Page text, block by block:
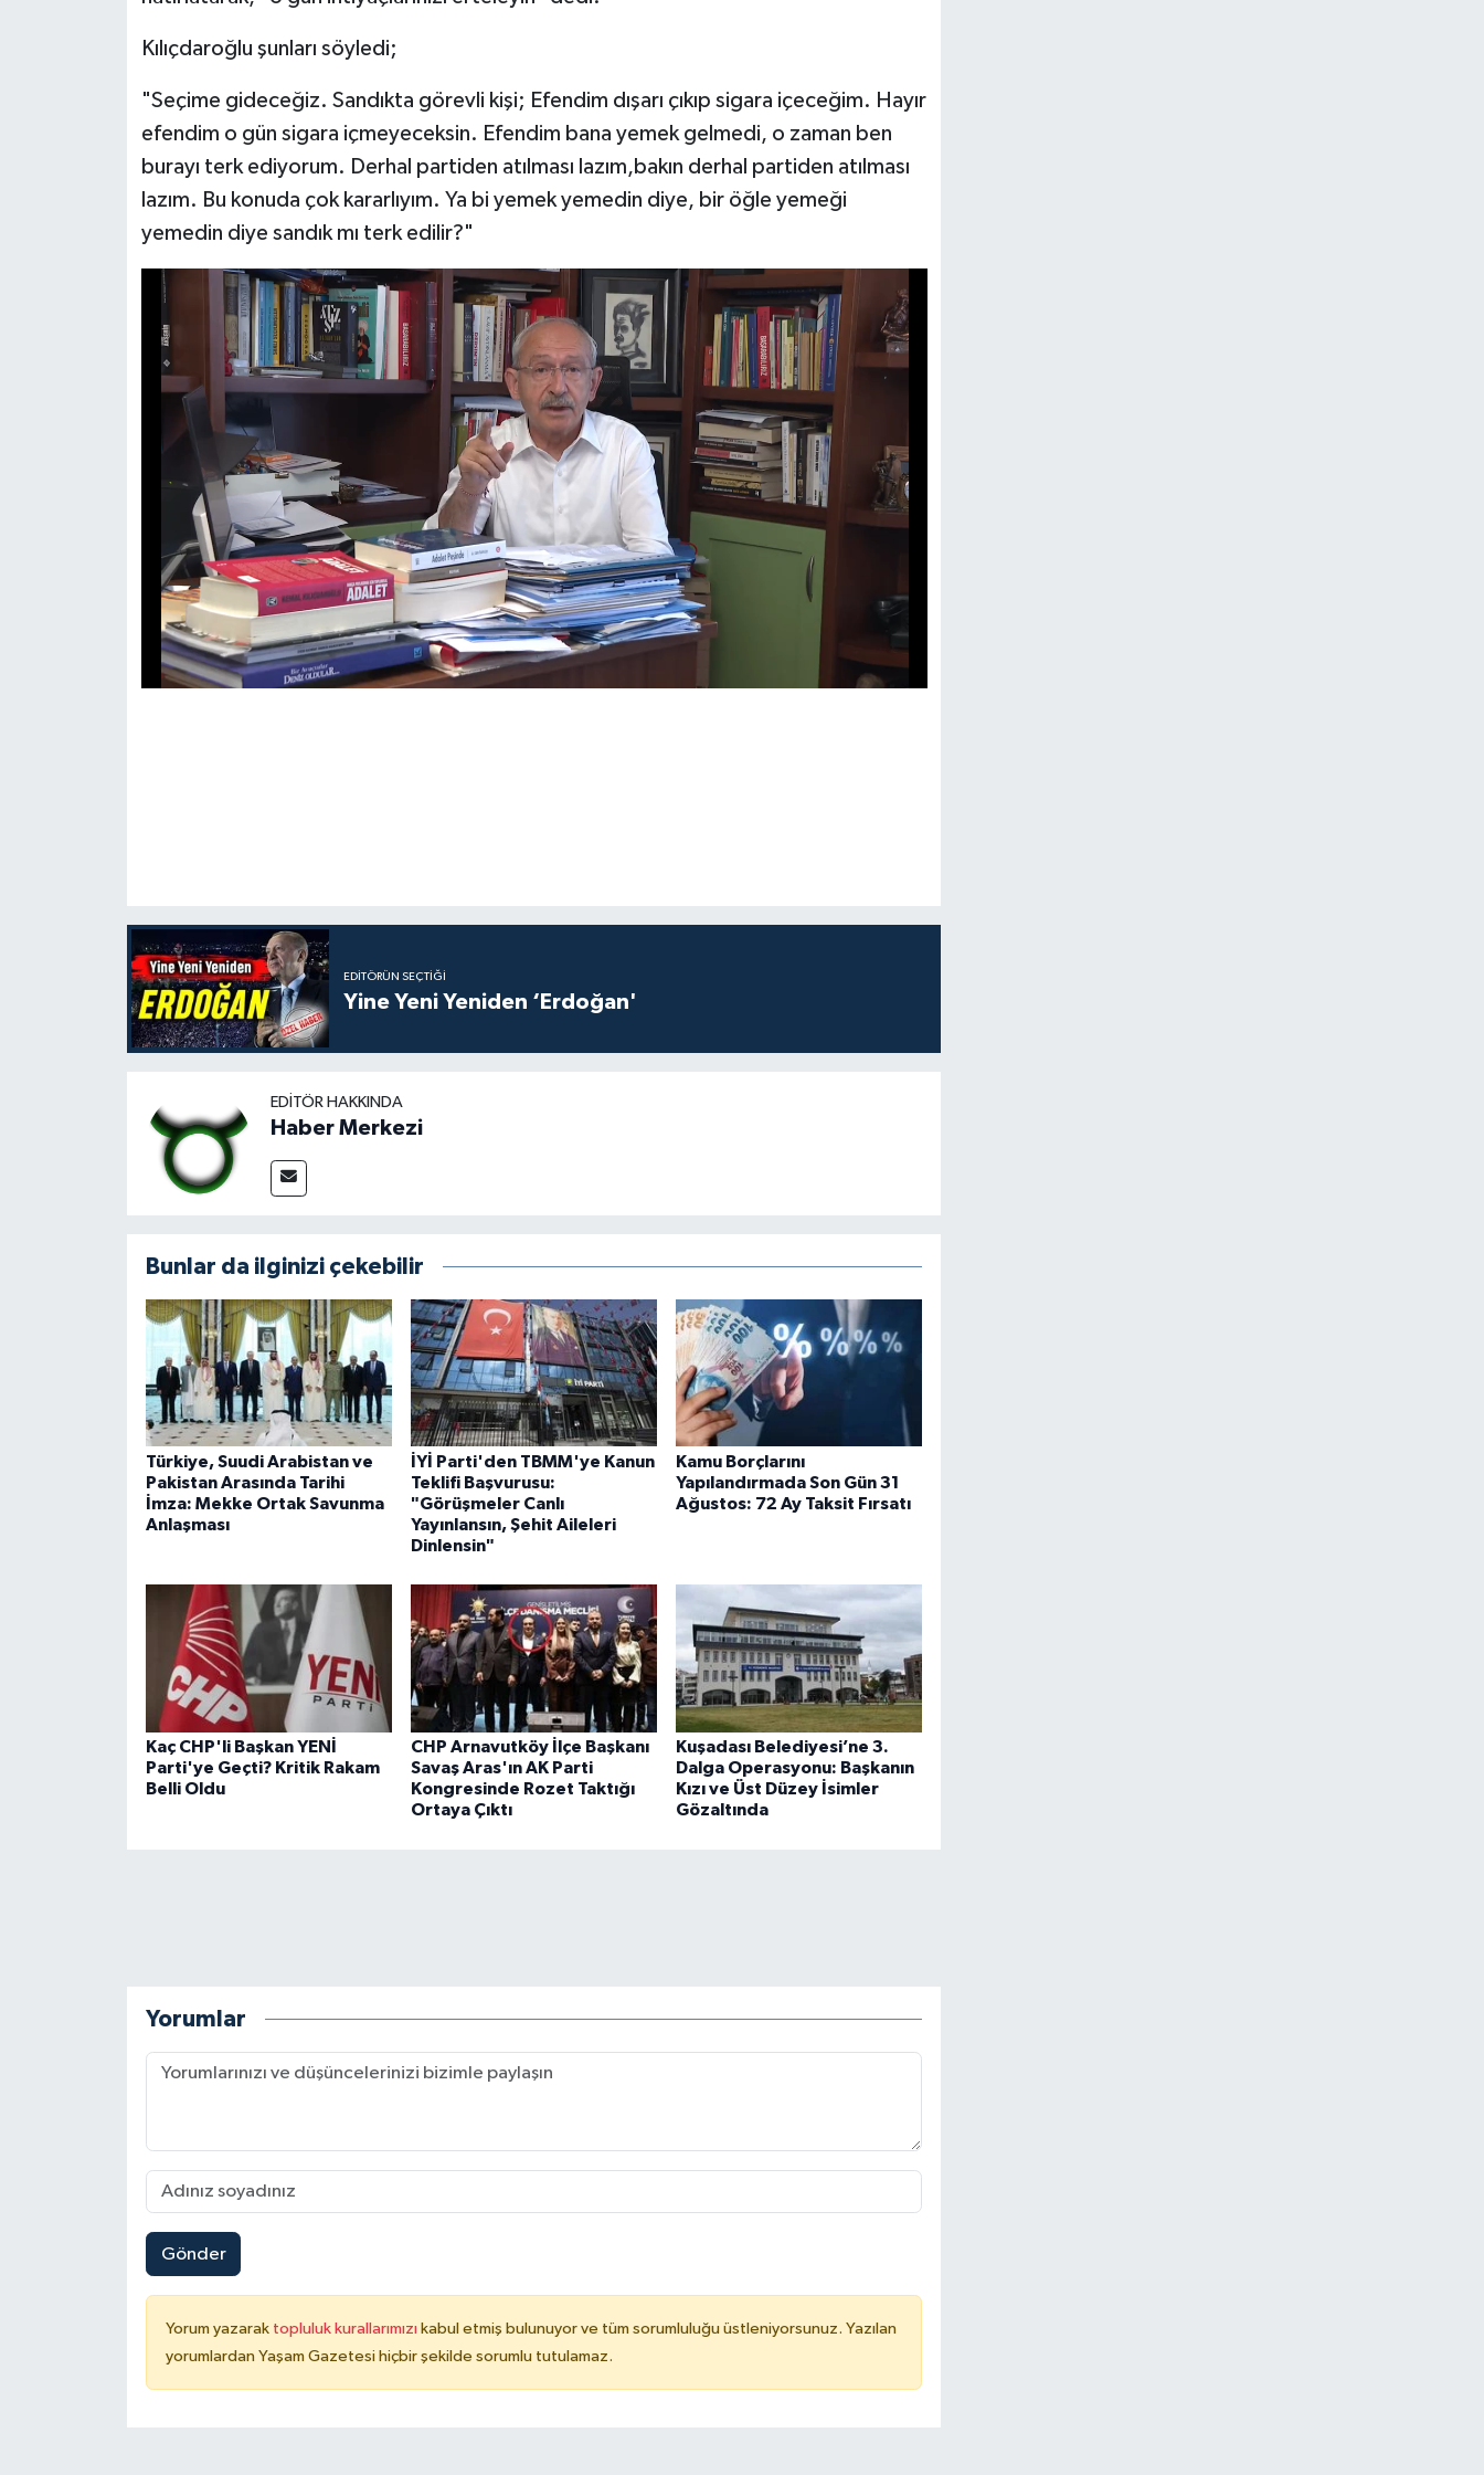
Kılıçdaroğlu şunları söyledi;
"Seçime gideceğiz. Sandıkta görevli kişi; Efendim dışarı çıkıp sigara içeceğim. Hayır
efendim o gün sigara içmeyeceksin. Efendim bana yemek gelmedi, o zaman ben
burayı terk ediyorum. Derhal partiden atılması lazım,bakın derhal partiden atılması
lazım. Bu konuda çok kararlıyım. Ya bi yemek yemedin diye, bir öğle yemeği
yemedin diye sandık mı terk edilir?"
EDITÖRÜN SEÇTIĞI
Yine Yeni Yeniden ‘Erdoğan'
EDITÖR HAKKINDA
Haber Merkezi
Bunlar da ilginizi çekebilir
Türkiye, Suudi Arabistan ve
Pakistan Arasında Tarihi
İmza: Mekke Ortak Savunma
Anlaşması
İYİ Parti'den TBMM'ye Kanun
Teklifi Başvurusu:
"Görüşmeler Canlı
Yayınlansın, Şehit Aileleri
Dinlensin"
Kamu Borçlarını
Yapılandırmada Son Gün 31
Ağustos: 72 Ay Taksit Fırsatı
Kaç CHP'li Başkan YENİ
Parti'ye Geçti? Kritik Rakam
Belli Oldu
CHP Arnavutköy İlçe Başkanı
Savaş Aras'ın AK Parti
Kongresinde Rozet Taktığı
Ortaya Çıktı
Kuşadası Belediyesi’ne 3.
Dalga Operasyonu: Başkanın
Kızı ve Üst Düzey İsimler
Gözaltında
Yorumlar
Gönder
Yorum yazarak topluluk kurallarımızı kabul etmiş bulunuyor ve tüm sorumluluğu üstleniyorsunuz. Yazılan
yorumlardan Yaşam Gazetesi hiçbir şekilde sorumlu tutulamaz.